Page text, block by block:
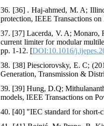
36. [36] . Haj-ahmed, M. A;
protection, IEEE Transactions
37. [37] Lacerda, V. A; Monaro,
current limiter for modular
pp. 1-12. [DOI:10.1016/
38. [38] Piesciorovsky, E. C;
Generation, Transmission &
39. [39] Hung, D.Q;
models, IEEE Transactions on
40. [40] "IEC standard for short-